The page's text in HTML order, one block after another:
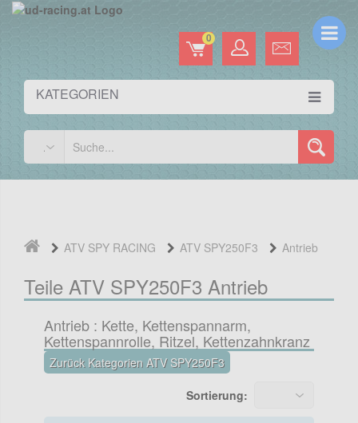
KATEGORIEN
0
ATV SPY RACING ATV SPY250F3 Antrieb
Teile ATV SPY250F3 Antrieb
Antrieb : Kette, Kettenspannarm,
Kettenspannrolle, Ritzel, Kettenzahnkranz
Zurück Kategorien ATV SPY250F3
Sortierung: